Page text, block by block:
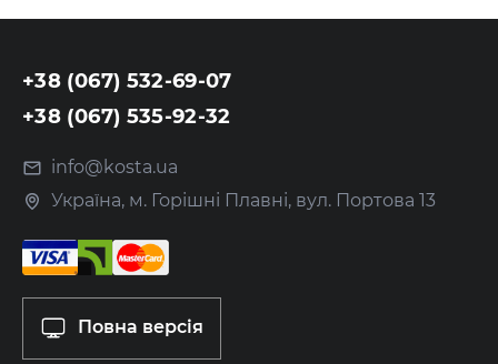
+38 (067) 532-69-07
+38 (067) 535-92-32
info@kosta.ua
Україна, м. Горішні Плавні, вул. Портова 13
Повна версія